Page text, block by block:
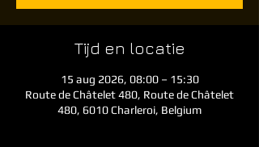
Tijd en locatie
15 aug 2026, 08:00 – 15:30
Route de Châtelet 480, Route de Châtelet
480, 6010 Charleroi, Belgium